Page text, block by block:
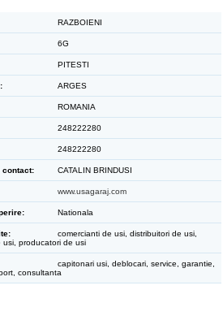
RAZBOIENI
6G
PITESTI
ARGES
ROMANIA
248222280
248222280
contact: CATALIN BRINDUSI
www.usagaraj.com
Nationala
comercianti de usi, distribuitori de usi,
usi, producatori de usi
capitonari usi, deblocari, service, garantie,
consultanta